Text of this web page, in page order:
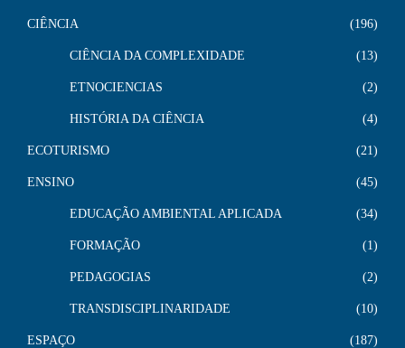
CIÊNCIA 196
CIÊNCIA DA COMPLEXIDADE 13
ETNOCIENCIAS 2
HISTÓRIA DA CIÊNCIA 4
ECOTURISMO 21
ENSINO 45
EDUCAÇÃO AMBIENTAL APLICADA 34
FORMAÇÃO 1
PEDAGOGIAS 2
TRANSDISCIPLINARIDADE 10
ESPAÇO 187